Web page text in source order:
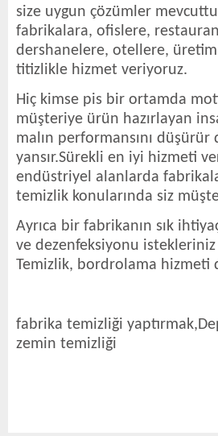
size uygun çözümler
fabrikalara, ofislere,
dershanelere, otellere, üretim
titizlikle hizmet veriyoruz.
Hiç kimse pis bir ortamda
müşteriye ürün hazırlayan
malın performansını
yansır.Sürekli en iyi hizmeti
endüstriyel alanlarda
temizlik konularında siz
Ayrıca bir fabrikanın sık
ve dezenfeksiyonu
Temizlik, bordrolama hizmeti
fabrika temizliği
zemin temizliği